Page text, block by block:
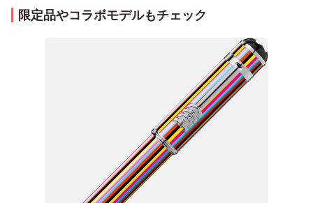
限定品やコラボモデルもチェック